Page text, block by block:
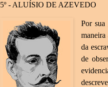
5º - ALUÍSIO DE AZEVEDO
Por sua
maneira
da
de